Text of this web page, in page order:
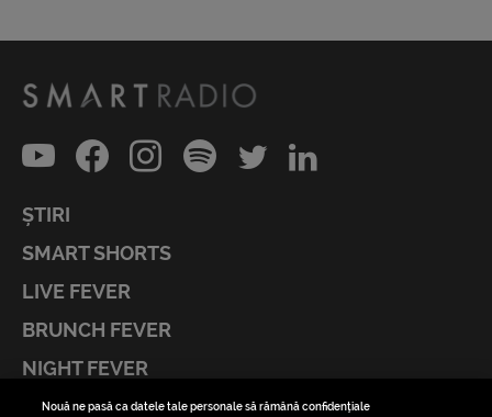
ȘTIRI
SMART SHORTS
LIVE FEVER
BRUNCH FEVER
NIGHT FEVER
LIVE FEVER CONCERT
Nouă ne pasă ca datele tale personale să rămână confidențiale